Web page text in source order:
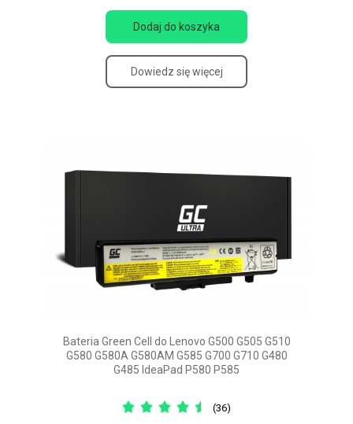
Dodaj do koszyka
Dowiedz się więcej
Bateria Green Cell do Lenovo G500 G505 G510
G580 G580A G580AM G585 G700 G710 G480
G485 IdeaPad P580 P585
(36)